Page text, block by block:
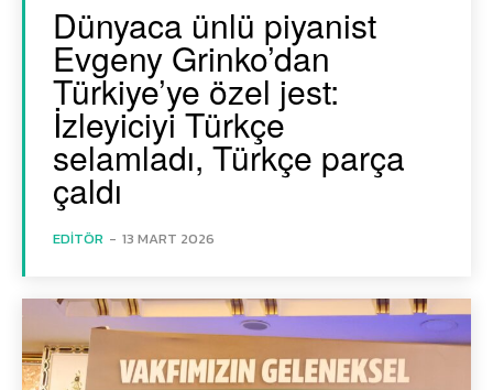
Dünyaca ünlü piyanist
Evgeny Grinko’dan
Türkiye’ye özel jest:
İzleyiciyi Türkçe
selamladı, Türkçe parça
çaldı
EDITÖR - 13 MART 2026